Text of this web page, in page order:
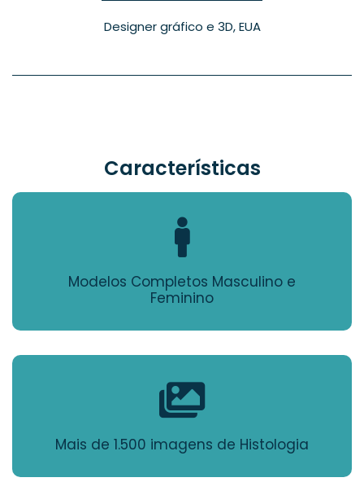
Designer gráfico e 3D, EUA
Características
Modelos Completos Masculino e
Feminino
Mais de 1.500 imagens de Histologia